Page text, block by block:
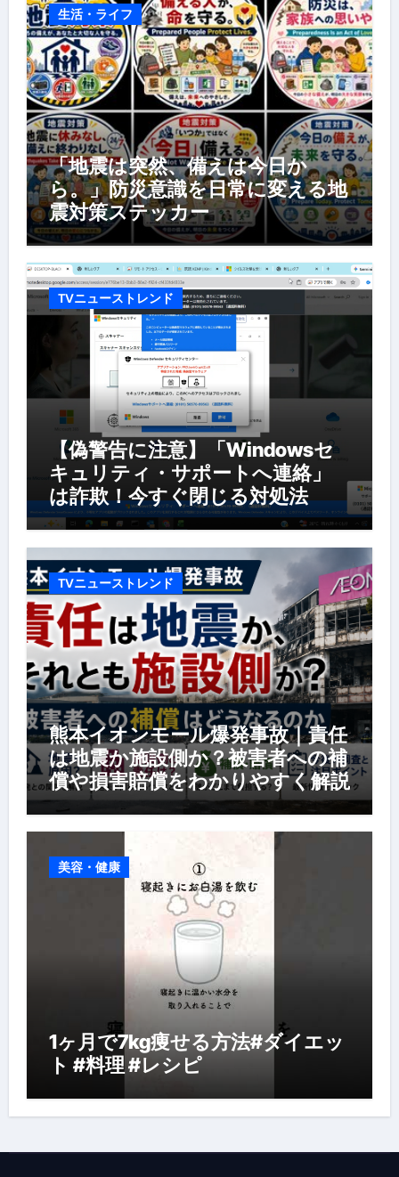
生活・ライフ
「地震は突然、備えは今日か
ら。」防災意識を日常に変える地
震対策ステッカー
TVニューストレンド
【偽警告に注意】「Windowsセ
キュリティ・サポートへ連絡」
は詐欺！今すぐ閉じる対処法
TVニューストレンド
熊本イオンモール爆発事故｜責任
は地震か施設側か？被害者への補
償や損害賠償をわかりやすく解説
美容・健康
1ヶ月で7kg痩せる方法#ダイエッ
ト #料理 #レシピ